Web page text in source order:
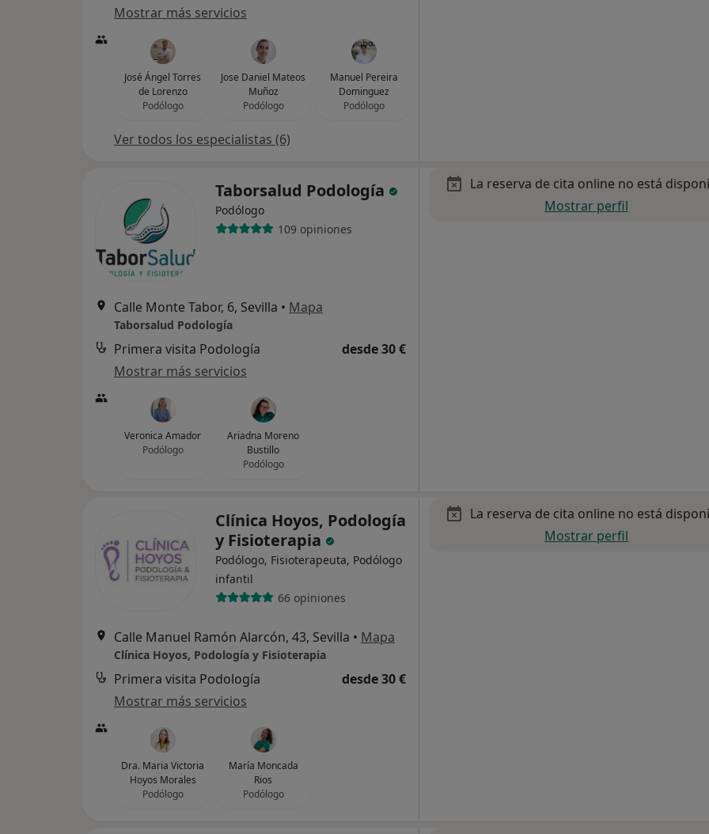
Mostrar más servicios
José Ángel Torres
de Lorenzo
Podólogo
Jose Daniel Mateos
Muñoz
Podólogo
Manuel Pereira
Dominguez
Podólogo
Ver todos los especialistas (6)
Taborsalud Podología
Podólogo
109 opiniones
Calle Monte Tabor, 6, Sevilla • Mapa
Taborsalud Podología
Primera visita Podología
desde 30 €
Mostrar más servicios
Veronica Amador
Podólogo
Ariadna Moreno
Bustillo
Podólogo
La reserva de cita online no está
Mostrar perfil
Clínica Hoyos, Podología
y Fisioterapia
Podólogo, Fisioterapeuta, Podólogo
infantil
66 opiniones
Calle Manuel Ramón Alarcón, 43, Sevilla • Mapa
Clínica Hoyos, Podología y Fisioterapia
Primera visita Podología
desde 30 €
Mostrar más servicios
Dra. Maria Victoria
Hoyos Morales
Podólogo
María Moncada
Rios
Podólogo
La reserva de cita online no está
Mostrar perfil